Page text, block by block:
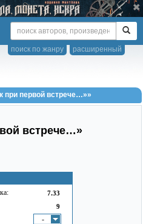
расширенный
поиск по жанру
при первой встрече…»»
7.33
9
-
встрече…»